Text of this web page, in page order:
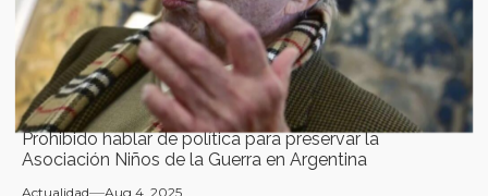
Prohibido hablar de política para preservar la
Asociación Niños de la Guerra en Argentina
Actualidad Aug 4, 2025